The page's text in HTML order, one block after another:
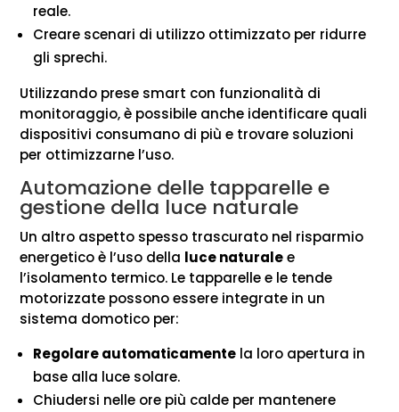
reale.
Creare scenari di utilizzo ottimizzato per ridurre
gli sprechi.
Utilizzando prese smart con funzionalità di
monitoraggio, è possibile anche identificare quali
dispositivi consumano di più e trovare soluzioni
per ottimizzarne l’uso.
Automazione delle tapparelle e
gestione della luce naturale
Un altro aspetto spesso trascurato nel risparmio
energetico è l’uso della luce naturalee
l’isolamento termico. Le tapparelle e le tende
motorizzate possono essere integrate in un
sistema domotico per:
Regolare automaticamente la loro apertura in
base alla luce solare.
Chiudersi nelle ore più calde per mantenere